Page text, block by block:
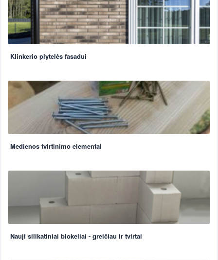
Klinkerio plytelės fasadui
Medienos tvirtinimo elementai
Nauji silikatiniai blokeliai - greičiau ir tvirtai